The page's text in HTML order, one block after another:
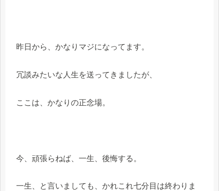
昨日から、かなりマジになってます。
冗談みたいな人生を送ってきましたが、
ここは、かなりの正念場。
今、頑張らねば、一生、後悔する。
一生、と言いましても、かれこれ七分目は終わりま